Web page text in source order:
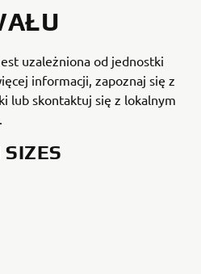
uzależniona od jednostki
informacji, zapoznaj się z
lub skontaktuj się z lokalnym